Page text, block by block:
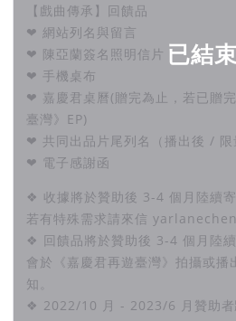
已結束
【戲曲傳承】回饋品
❤ 網站列名與留言
❤ 陳亞蘭簽名照明信片
❤ 手機桌布
❤ 嘉慶君桌曆(贈完為止，若已贈
臺灣》EP)
❤ 共同出品片尾列名（播出後 / 限
❤ 電子感謝函
❖ 收據將於贊助後 3-4 個月陸續寄
若有特殊需求請來信
❖ 回饋品將於贊助後 3-4 個月陸
會於《嘉慶君再遊臺灣》拍攝或播
知。
❖ 2022/10 月 - 2023/6 月贊助者